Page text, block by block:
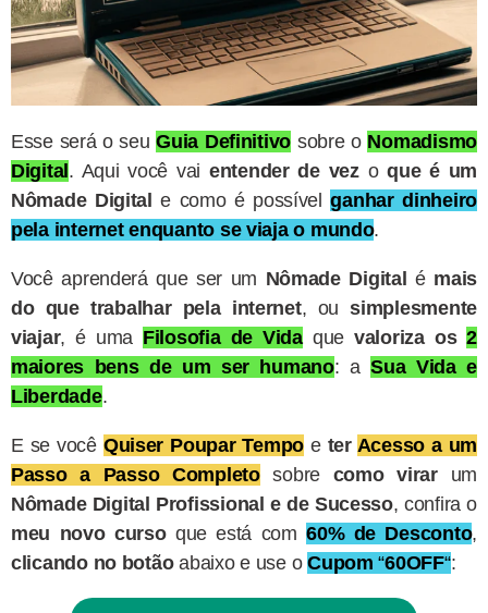
Esse será o seuGuia Definitivo sobre o Nomadismo
Digital. Aqui você vai entender de vezoque é um
Nômade Digitale como é possívelganhar dinheiro
pela internet enquanto se viaja o mundo.
Você aprenderá que ser um Nômade Digital é mais
do que trabalhar pela internet, ousimplesmente
viajar, é uma Filosofia de Vidaquevaloriza os2
maiores bens de um ser humano: aSua Vida e
Liberdade.
E se você Quiser Poupar Tempo e ter Acesso a um
Passo a Passo Completosobre como virarum
Nômade Digital Profissional e de Sucesso, confira o
meu novo cursoque está com60% de Desconto,
clicando no botãoabaixo e use oCupom “60OFF“: